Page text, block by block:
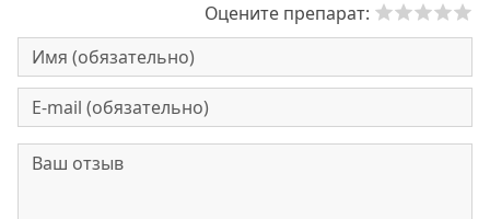
Оцените препарат: